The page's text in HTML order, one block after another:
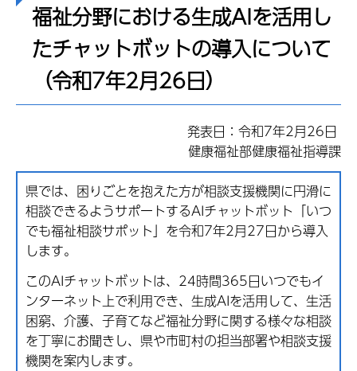
福祉分野における生成AIを活用し
たチャットボットの導入について
（令和7年2月26日）
発表日：令和7年2月26日
健康福祉部健康福祉指導課
県では、困りごとを抱えた方が相談支援機関に円滑に
相談できるようサポートするAIチャットボット「いつ
でも福祉相談サポット」を令和7年2月27日から導入
します。
このAIチャットボットは、24時間365日いつでもイ
ンターネット上で利用でき、生成AIを活用して、生活
困窮、介護、子育てなど福祉分野に関する様々な相談
を丁寧にお聞きし、県や市町村の担当部署や相談支援
機関を案内します。